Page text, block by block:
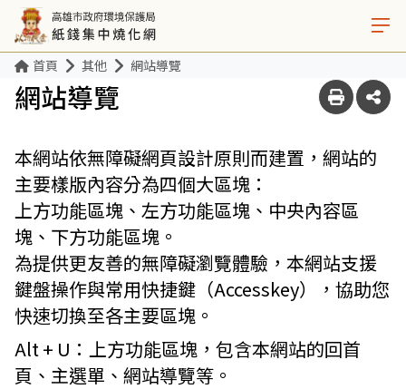
首頁 其他 網站導覽
網站導覽
本網站依無障礙網頁設計原則而建置，網站的
主要樣版內容分為四個大區塊：
上方功能區塊、左方功能區塊、中央內容區
塊、下方功能區塊。
為提供更友善的無障礙瀏覽體驗，本網站支援
鍵盤操作與常用快捷鍵（Accesskey），協助您
快速切換至各主要區塊。
Alt + U： 上方功能區塊，包含本網站的回首
頁、主選單、網站導覽等。